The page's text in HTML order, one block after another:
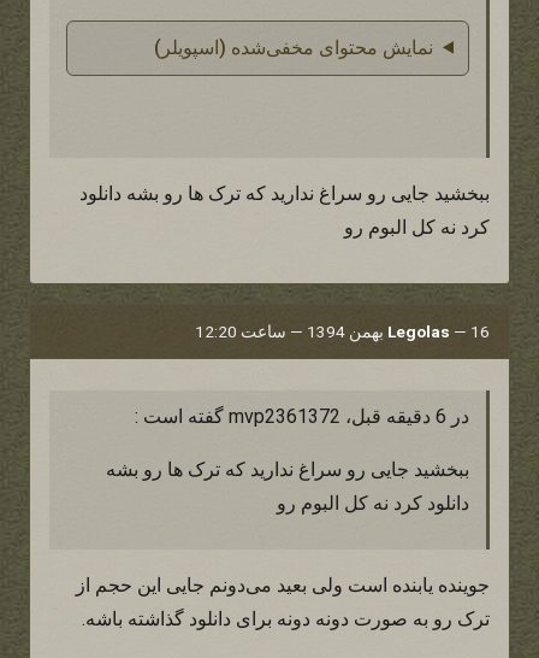
نمایش محتوای مخفی‌شده (اسپویلر)
ببخشید جایی رو سراغ ندارید که ترک ها رو بشه دانلود
کرد نه کل البوم رو
Legolas — 16 بهمن 1394 — ساعت 12:20
در 6 دقیقه قبل، mvp2361372 گفته است :
ببخشید جایی رو سراغ ندارید که ترک ها رو بشه
دانلود کرد نه کل البوم رو
جوینده یابنده است ولی بعید می‌دونم جایی این حجم از
ترک رو به صورت دونه دونه برای دانلود گذاشته باشه.